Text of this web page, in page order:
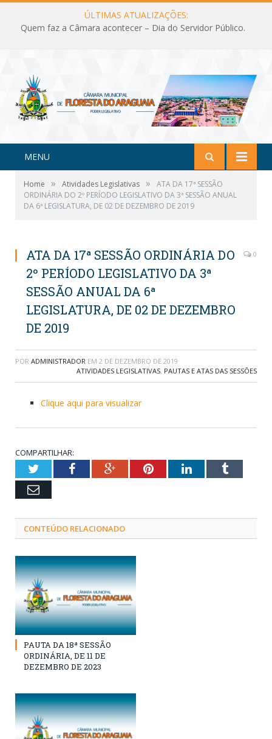
ÚLTIMAS ATUALIZAÇÕES:
Quem faz a Câmara acontecer – Dia do Servidor Público.
MENU
Home » Atividades Legislativas »
ATA DA 17ª SESSÃO
ORDINÁRIA DO 2º PERÍODO LEGISLATIVO DA 3ª SESSÃO ANUAL
DA 6ª LEGISLATURA, DE 02 DE DEZEMBRO DE 2019
ATA DA 17ª SESSÃO ORDINÁRIA DO
2º PERÍODO LEGISLATIVO DA 3ª
SESSÃO ANUAL DA 6ª
LEGISLATURA, DE 02 DE DEZEMBRO
DE 2019
0
POR ADMINISTRADOR EM 2 DE DEZEMBRO DE 2019
ATIVIDADES LEGISLATIVAS, PAUTAS E ATAS DAS SESSÕES
Clique aqui para visualizar
COMPARTILHAR:
TwitterFacebookGoogle+PinterestLinkedInTumblr
Email
CONTEÚDO RELACIONADO
PAUTA DA 18ª SESSÃO
ORDINÁRIA, DE 11 DE
DEZEMBRO DE 2023